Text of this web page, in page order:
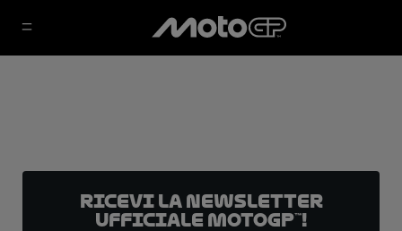
Ricevi la newsletter
ufficiale MotoGP™!